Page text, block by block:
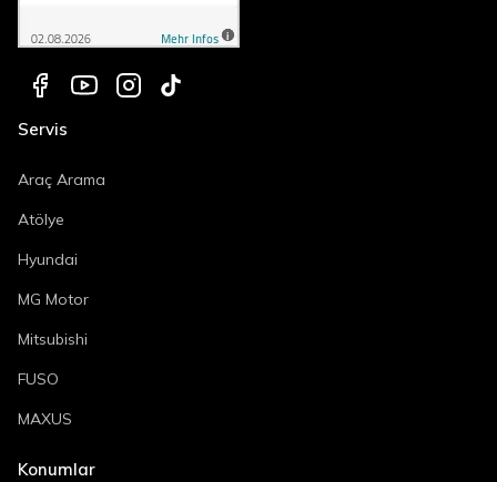
Servis
Araç Arama
Atölye
Hyundai
MG Motor
Mitsubishi
FUSO
MAXUS
Konumlar